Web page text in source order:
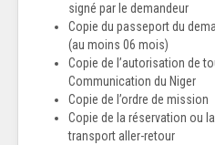
signé par le demandeur
Copie du passeport du
(au moins 06 mois)
Copie de l’autorisation de
Communication du Niger
Copie de l’ordre de mission
Copie de la réservation ou
transport aller-retour